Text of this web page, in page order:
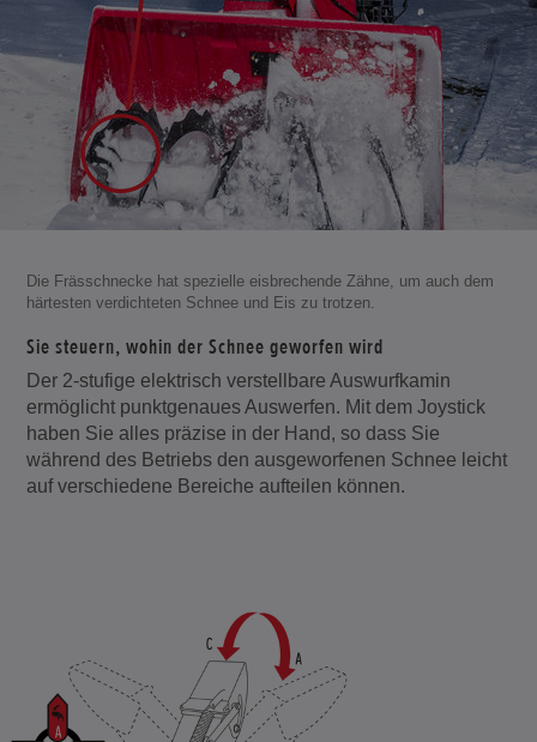
Die Frässchnecke hat spezielle eisbrechende Zähne, um auch dem
härtesten verdichteten Schnee und Eis zu trotzen.
Sie steuern, wohin der Schnee geworfen wird
Der 2-stufige elektrisch verstellbare Auswurfkamin
ermöglicht punktgenaues Auswerfen. Mit dem Joystick
haben Sie alles präzise in der Hand, so dass Sie
während des Betriebs den ausgeworfenen Schnee leicht
auf verschiedene Bereiche aufteilen können.